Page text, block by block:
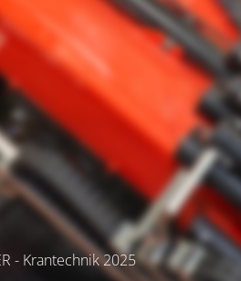
- Krantechnik 2025